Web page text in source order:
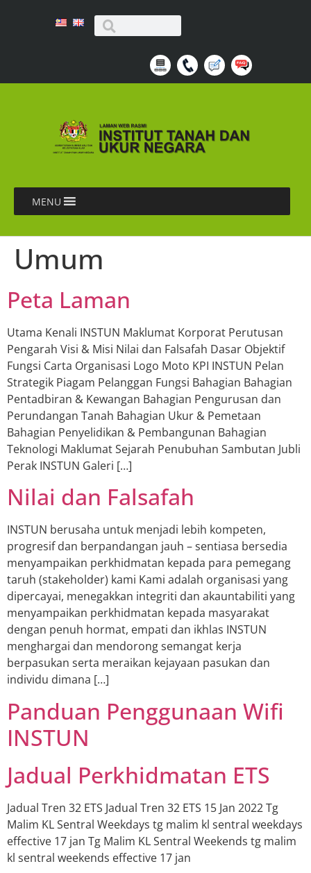
MENU
Umum
Peta Laman
Utama Kenali INSTUN Maklumat Korporat Perutusan
Pengarah Visi & Misi Nilai dan Falsafah Dasar Objektif
Fungsi Carta Organisasi Logo Moto KPI INSTUN Pelan
Strategik Piagam Pelanggan Fungsi Bahagian Bahagian
Pentadbiran & Kewangan Bahagian Pengurusan dan
Perundangan Tanah Bahagian Ukur & Pemetaan
Bahagian Penyelidikan & Pembangunan Bahagian
Teknologi Maklumat Sejarah Penubuhan Sambutan Jubli
Perak INSTUN Galeri […]
Nilai dan Falsafah
INSTUN berusaha untuk menjadi lebih kompeten,
progresif dan berpandangan jauh – sentiasa bersedia
menyampaikan perkhidmatan kepada para pemegang
taruh (stakeholder) kami Kami adalah organisasi yang
dipercayai, menegakkan integriti dan akauntabiliti yang
menyampaikan perkhidmatan kepada masyarakat
dengan penuh hormat, empati dan ikhlas INSTUN
menghargai dan mendorong semangat kerja
berpasukan serta meraikan kejayaan pasukan dan
individu dimana […]
Panduan Penggunaan Wifi
INSTUN
Jadual Perkhidmatan ETS
Jadual Tren 32 ETS Jadual Tren 32 ETS 15 Jan 2022 Tg
Malim KL Sentral Weekdays tg malim kl sentral weekdays
effective 17 jan Tg Malim KL Sentral Weekends tg malim
kl sentral weekends effective 17 jan